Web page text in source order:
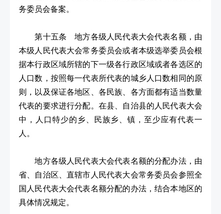
务委员会备案。
第十五条 地方各级人民代表大会代表名额，由
本级人民代表大会常务委员会或者本级选举委员会根
据本行政区域所辖的下一级各行政区域或者各选区的
人口数，按照每一代表所代表的城乡人口数相同的原
则，以及保证各地区、各民族、各方面都有适当数量
代表的要求进行分配。在县、自治县的人民代表大会
中，人口特少的乡、民族乡、镇，至少应有代表一
人。
地方各级人民代表大会代表名额的分配办法，由
省、自治区、直辖市人民代表大会常务委员会参照全
国人民代表大会代表名额分配的办法，结合本地区的
具体情况规定。